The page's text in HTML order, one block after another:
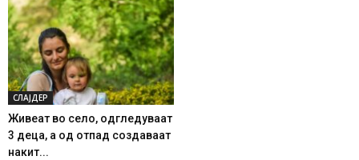
СЛАЈДЕР
Живеат во село, одгледуваат
3 деца, а од отпад создаваат
накит...